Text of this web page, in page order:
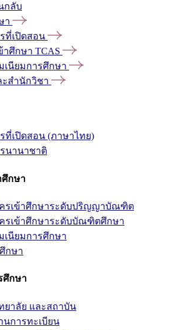
กลับ
า
ที่เปิดสอน
าศึกษา TCAS
เนียมการศึกษา
สำนักวิชา
ที่เปิดสอน (ภาษาไทย)
นานาชาติ
ศึกษา
รเข้าศึกษาระดับปริญญาบัณฑิต
รเข้าศึกษาระดับบัณฑิตศึกษา
เนียมการศึกษา
กษา
ศึกษา
ยาลัย และสถาบัน
นการทะเบียน